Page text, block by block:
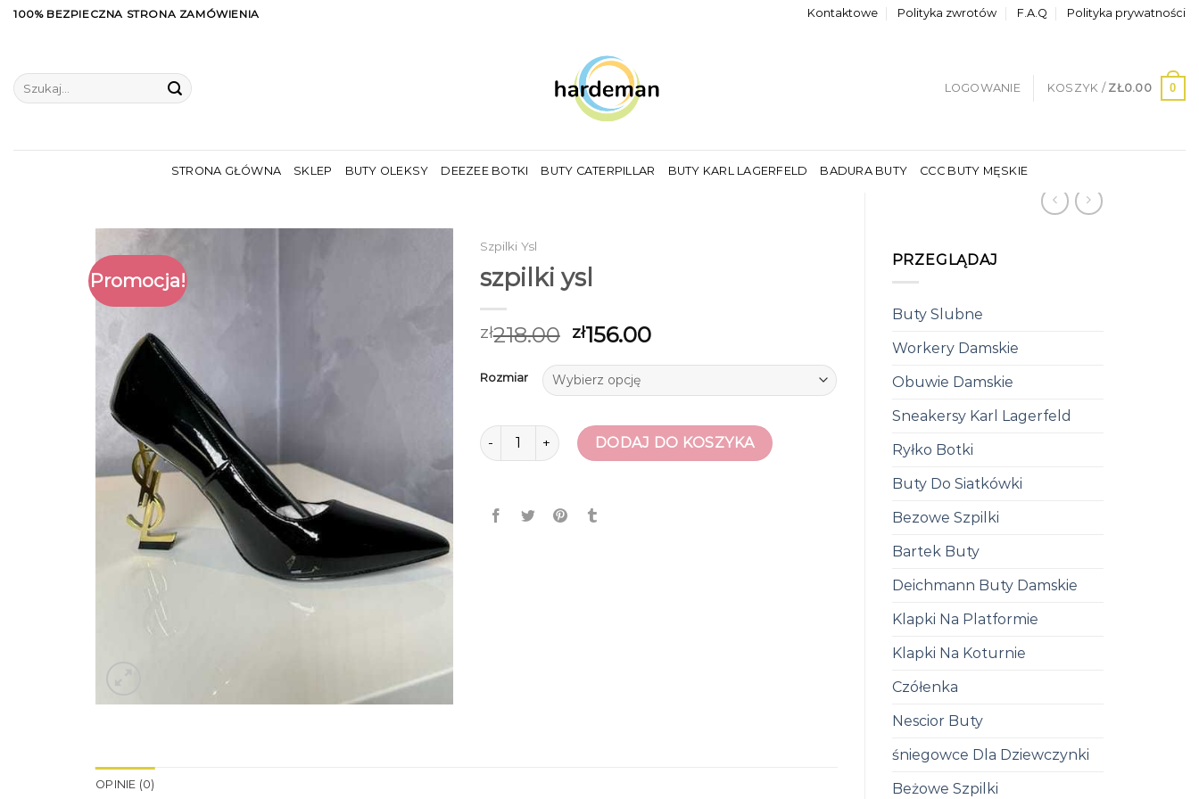
Skip100% BEZPIECZNA STRONA ZAMÓWIENIA Kontaktowe Polityka zwrotów F.A.Q Polityka prywatności
Szukaj:
LOGOWANIE KOSZYK / ZŁ0.00 0
STRONA GŁÓWNA SKLEP BUTY OLEKSY DEEZEE BOTKI BUTY CATERPILLAR BUTY KARL LAGERFELD BADURA BUTY CCC BUTY MĘSKIE
PRZEGLĄDAJ
Buty Slubne
Workery Damskie
Obuwie Damskie
Sneakersy Karl Lagerfeld
Ryłko Botki
Buty Do Siatkówki
Bezowe Szpilki
Bartek Buty
Deichmann Buty Damskie
Klapki Na Platformie
Klapki Na Koturnie
Czółenka
Nescior Buty
śniegowce Dla Dziewczynki
Beżowe Szpilki
Promocja!
Szpilki Ysl
szpilki ysl
zł218.00 zł156.00
Rozmiar
ilość szpilki ysl DODAJ DO KOSZYKA
OPINIE (0)